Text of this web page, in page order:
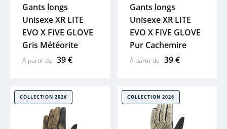
MAVIC
Gants longs
Unisexe XR LITE
EVO X FIVE GLOVE
Gris Météorite
À partir de 39 €
Gants longs
Unisexe XR LITE
EVO X FIVE GLOVE
Pur Cachemire
À partir de 39 €
COLLECTION 2026 COLLECTION 2026